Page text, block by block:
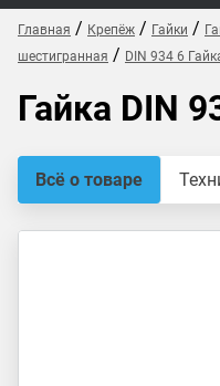
Главная / Крепёж / Гайки /
шестигранная / DIN 934 6
Гайка DIN
Всё о товаре